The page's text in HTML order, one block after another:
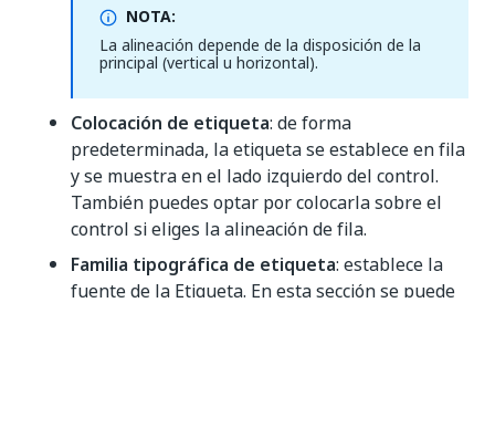
NOTA:
La alineación depende de la disposición de la
principal (vertical u horizontal).
Colocación de etiqueta: de forma
predeterminada, la etiqueta se establece en fila
y se muestra en el lado izquierdo del control.
También puedes optar por colocarla sobre el
control si eliges la alineación de fila.
Familia tipográfica de etiqueta: establece la
fuente de la Etiqueta. En esta sección se puede